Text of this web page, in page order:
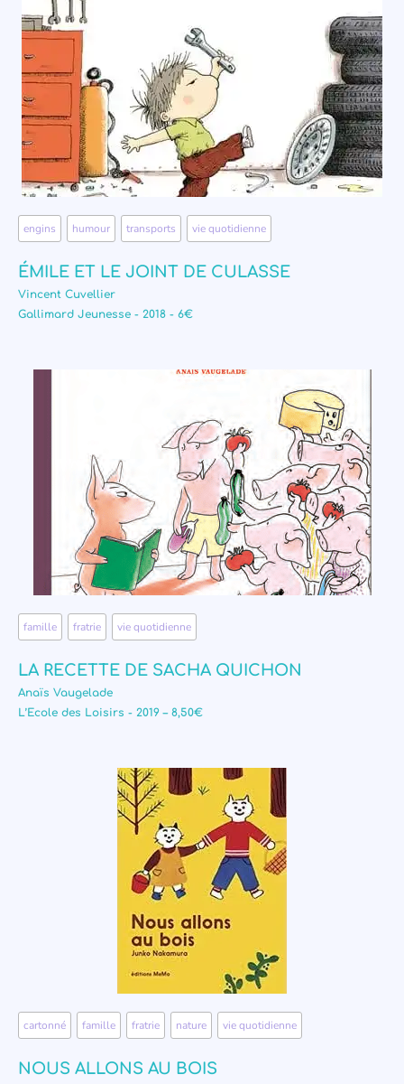
engins humour transports vie quotidienne
ÉMILE ET LE JOINT DE CULASSE
Vincent Cuvellier
Gallimard Jeunesse - 2018 - 6€
famille fratrie vie quotidienne
LA RECETTE DE SACHA QUICHON
Anaïs Vaugelade
L’Ecole des Loisirs - 2019 – 8,50€
cartonné famille fratrie nature vie quotidienne
NOUS ALLONS AU BOIS